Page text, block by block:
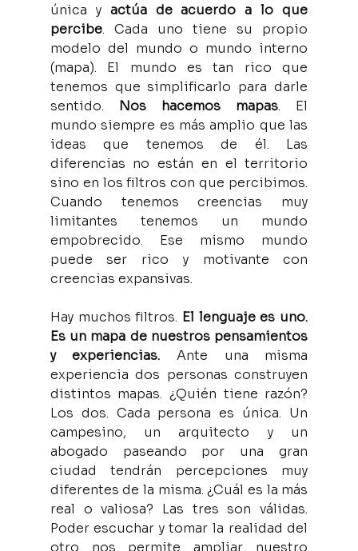
única y actúa de acuerdo a lo que
percibe. Cada uno tiene su propio
modelo del mundo o mundo interno
(mapa). El mundo es tan rico que
tenemos que simplificarlo para darle
sentido. Nos hacemos mapas. El
mundo siempre es más amplio que las
ideas que tenemos de él. Las
diferencias no están en el territorio
sino en los filtros con que percibimos.
Cuando tenemos creencias muy
limitantes tenemos un mundo
empobrecido. Ese mismo mundo
puede ser rico y motivante con
creencias expansivas.
Hay muchos filtros. El lenguaje es uno.
Es un mapa de nuestros pensamientos
y experiencias. Ante una misma
experiencia dos personas construyen
distintos mapas. ¿Quién tiene razón?
Los dos. Cada persona es única. Un
campesino, un arquitecto y un
abogado paseando por una gran
ciudad tendrán percepciones muy
diferentes de la misma. ¿Cuál es la más
real o valiosa? Las tres son válidas.
Poder escuchar y tomar la realidad del
otro nos permite ampliar nuestro